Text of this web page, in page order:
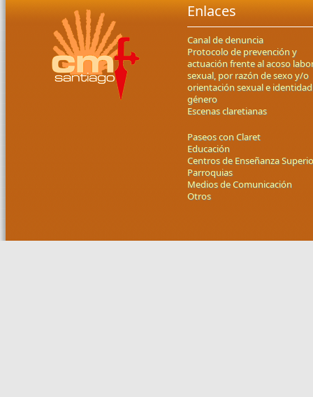
Enlaces
Canal de denuncia
Protocolo de prevención y
actuación frente al acoso
sexual, por razón de sexo y/o
orientación sexual e
género
Escenas claretianas
Paseos con Claret
Educación
Centros de Enseñanza
Parroquias
Medios de Comunicación
Otros